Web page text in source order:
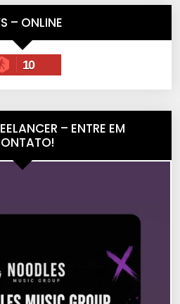
– ONLINE
10
– ENTRE EM